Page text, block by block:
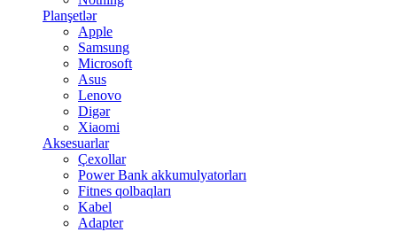
Planşetlər
Apple
Samsung
Microsoft
Asus
Lenovo
Digər
Xiaomi
Aksesuarlar
Çexollar
Power Bank akkumulyatorları
Fitnes qolbaqları
Kabel
Adapter